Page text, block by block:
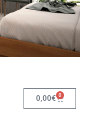
0,00€ 0